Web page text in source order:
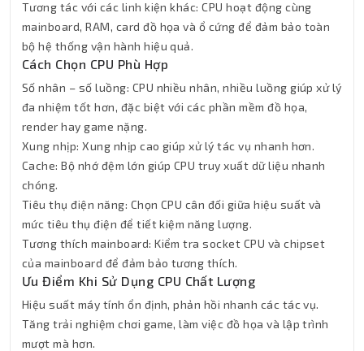
Tương tác với các linh kiện khác: CPU hoạt động cùng
mainboard, RAM, card đồ họa và ổ cứng để đảm bảo toàn
bộ hệ thống vận hành hiệu quả.
Cách Chọn CPU Phù Hợp
Số nhân – số luồng: CPU nhiều nhân, nhiều luồng giúp xử lý
đa nhiệm tốt hơn, đặc biệt với các phần mềm đồ họa,
render hay game nặng.
Xung nhịp: Xung nhịp cao giúp xử lý tác vụ nhanh hơn.
Cache: Bộ nhớ đệm lớn giúp CPU truy xuất dữ liệu nhanh
chóng.
Tiêu thụ điện năng: Chọn CPU cân đối giữa hiệu suất và
mức tiêu thụ điện để tiết kiệm năng lượng.
Tương thích mainboard: Kiểm tra socket CPU và chipset
của mainboard để đảm bảo tương thích.
Ưu Điểm Khi Sử Dụng CPU Chất Lượng
Hiệu suất máy tính ổn định, phản hồi nhanh các tác vụ.
Tăng trải nghiệm chơi game, làm việc đồ họa và lập trình
mượt mà hơn.